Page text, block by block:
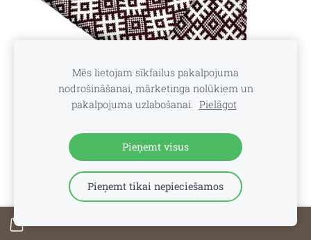
Apaļšalle Ozoliņš - bordo
€26.80
Mēs lietojam sīkfailus pakalpojuma
nodrošināšanai, mārketinga nolūkiem un
pakalpojuma uzlabošanai. Pielāgot
Pieņemt visus
Pieņemt tikai nepieciešamos